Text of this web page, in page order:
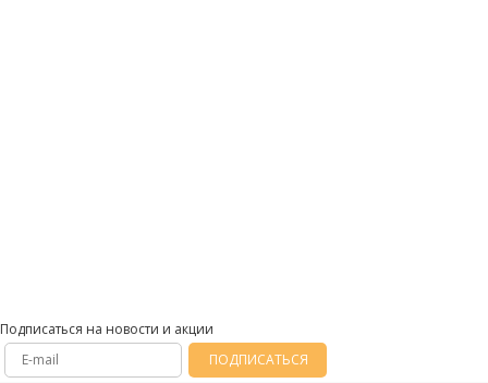
Подписаться на новости и акции
ПОДПИСАТЬСЯ